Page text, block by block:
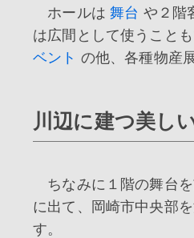
ホールは 舞台 や２階
は広間として使うこと
ベント の他、各種物産
川辺に建つ美し
ちなみに１階の舞台
に出て、岡崎市中央部
す。